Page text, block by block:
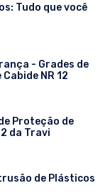
Tudo que você
- Grades de
NR 12
Proteção de
da Travi
de Plásticos